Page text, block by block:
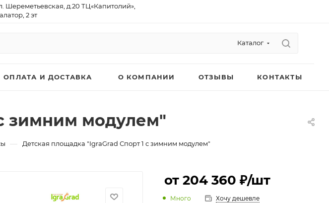
Шереметьевская, д.20 ТЦ«Капитолий»,
2 эт
Каталог
ОПЛАТА И ДОСТАВКА О КОМПАНИИ ОТЗЫВЫ КОНТАКТЫ
зимним модулем"
— Детская площадка "IgraGrad Спорт 1 с зимним модулем"
от 204 360 ₽/шт
Много Хочу дешевле